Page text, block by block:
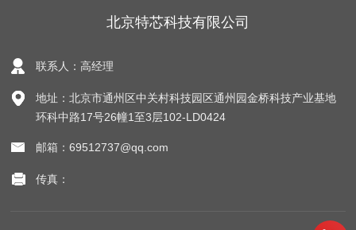
北京特芯科技有限公司
联系人：高经理
地址：北京市通州区中关村科技园区通州园金桥科技产业基地
环科中路17号26幢1至3层102-LD0424
邮箱：69512737@qq.com
传真：